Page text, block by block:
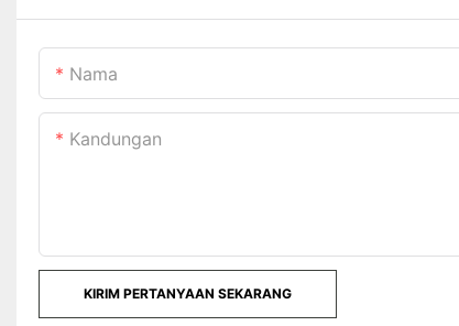
Nama
Kandungan
KIRIM PERTANYAAN SEKARANG